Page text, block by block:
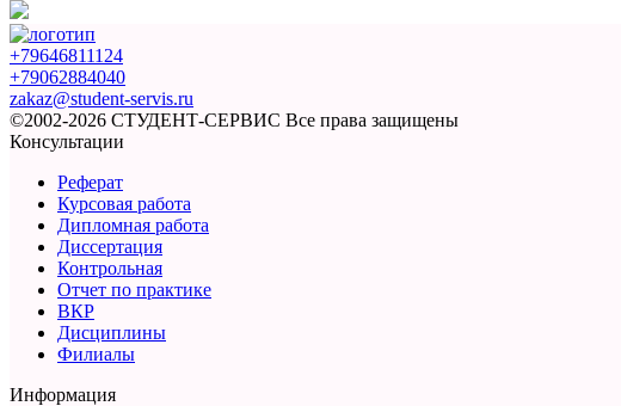
+79646811124
+79062884040
zakaz@student-servis.ru
©2002-2026 СТУДЕНТ-СЕРВИС Все права защищены
Консультации
Реферат
Курсовая работа
Дипломная работа
Диссертация
Контрольная
Отчет по практике
ВКР
Дисциплины
Филиалы
Информация